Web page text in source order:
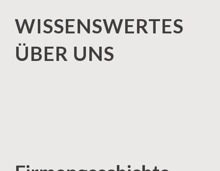
WISSENSWERTES
ÜBER UNS